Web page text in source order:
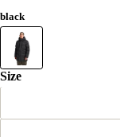
black
Size